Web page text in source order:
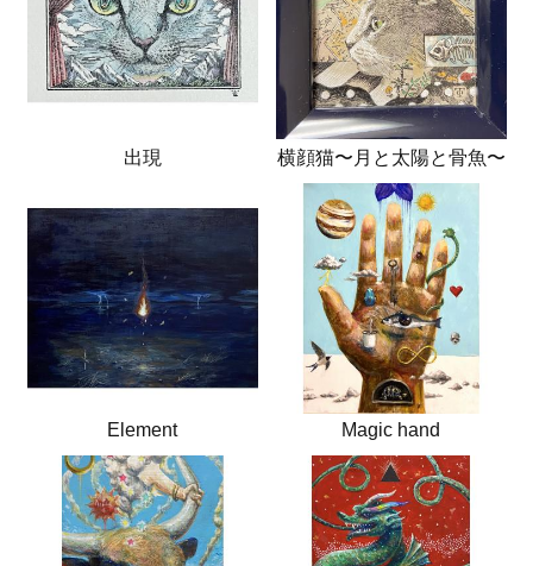
出現 横顔猫〜月と太陽と骨魚〜
Element Magic hand